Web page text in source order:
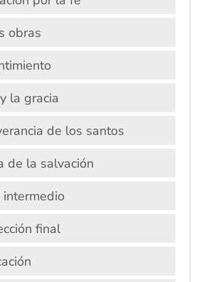
obras
la gracia
de los santos
de la salvación
final